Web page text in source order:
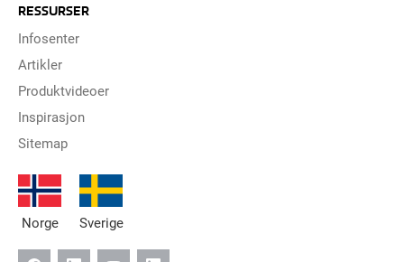
RESSURSER
Infosenter
Artikler
Produktvideoer
Inspirasjon
Sitemap
Norge Sverige